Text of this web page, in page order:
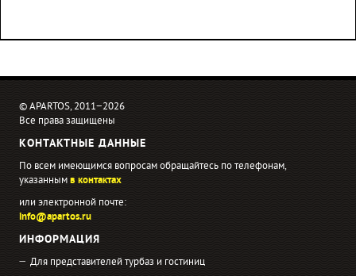
© APARTOS, 2011−2026
Все права защищены
КОНТАКТНЫЕ ДАННЫЕ
По всем имеющимся вопросам обращайтесь по телефонам,
указаннымв контактах
или электронной почте:
info@apartos.ru
ИНФОРМАЦИЯ
Для представителей турбаз и гостиниц